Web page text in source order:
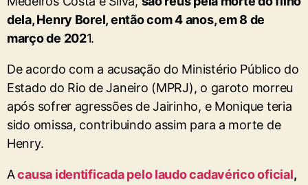
dela, Henry Borel, então com 4 anos, em 8 de
março de 2021.
De acordo com a acusação do Ministério Público do
Estado do Rio de Janeiro (MPRJ), o garoto morreu
após sofrer agressões de Jairinho, e Monique teria
sido omissa, contribuindo assim para a morte de
Henry.
Acausa identificada pelo laudo cadavérico oficial,